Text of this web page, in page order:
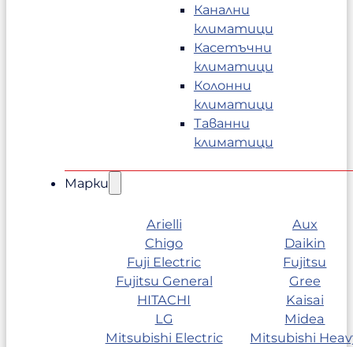
Канални
климатици
Касетъчни
климатици
Колонни
климатици
Таванни
климатици
Марки
Arielli
Aux
Chigo
Daikin
Fuji Electric
Fujitsu
Fujitsu General
Gree
HITACHI
Kaisai
LG
Midea
Mitsubishi Electric
Mitsubishi